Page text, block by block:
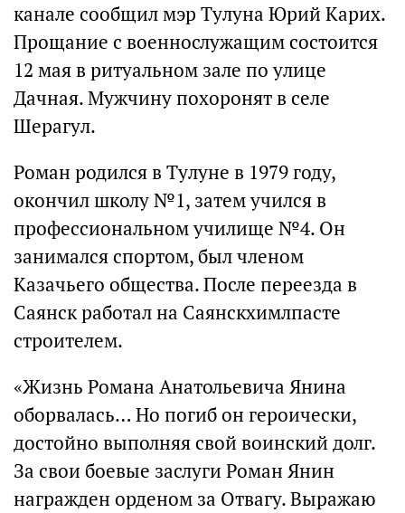
канале сообщил мэр Тулуна Юрий Карих.
Прощание с военнослужащим состоится
12 мая в ритуальном зале по улице
Дачная. Мужчину похоронят в селе
Шерагул.
Роман родился в Тулуне в 1979 году,
окончил школу №1, затем учился в
профессиональном училище №4. Он
занимался спортом, был членом
Казачьего общества. После переезда в
Саянск работал на Саянскхимлпасте
строителем.
«Жизнь Романа Анатольевича Янина
оборвалась… Но погиб он героически,
достойно выполняя свой воинский долг.
За свои боевые заслуги Роман Янин
награжден орденом за Отвагу. Выражаю